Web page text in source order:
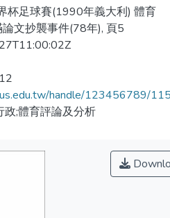
杯足球賽(1990年義大利) 體育
文抄襲事件(78年), 頁5
handle/123456789/
政;體育評論及分析